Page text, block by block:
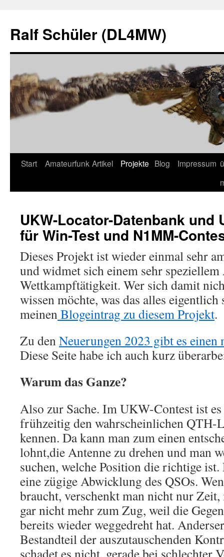
springen
Ralf Schüler (DL4MW)
Start Amateurfunk Artikel Projekte Blog Impressum
UKW-Locator-Datenbank und
für Win-Test und N1MM-
Dieses Projekt ist wieder einmal sehr
und widmet sich einem sehr
Wettkampftätigkeit. Wer sich damit
wissen möchte, was das alles
meinenBlogeintrag zu diesem Projekt.
Zu denNeuerungen 2023 gibt es einen
Diese Seite habe ich auch kurz
Warum das Ganze?
Also zur Sache. Im UKW-Contest ist
frühzeitig den wahrscheinlichen QTH-
kennen. Da kann man zum einen
lohnt,die Antenne zu drehen und man
suchen, welche Position die richtige
eine zügige Abwicklung des QSOs.
braucht, verschenkt man nicht nur
gar nicht mehr zum Zug, weil die
bereits wieder weggedreht hat.
Bestandteil der auszutauschenden
schadet es nicht, gerade bei schlechter